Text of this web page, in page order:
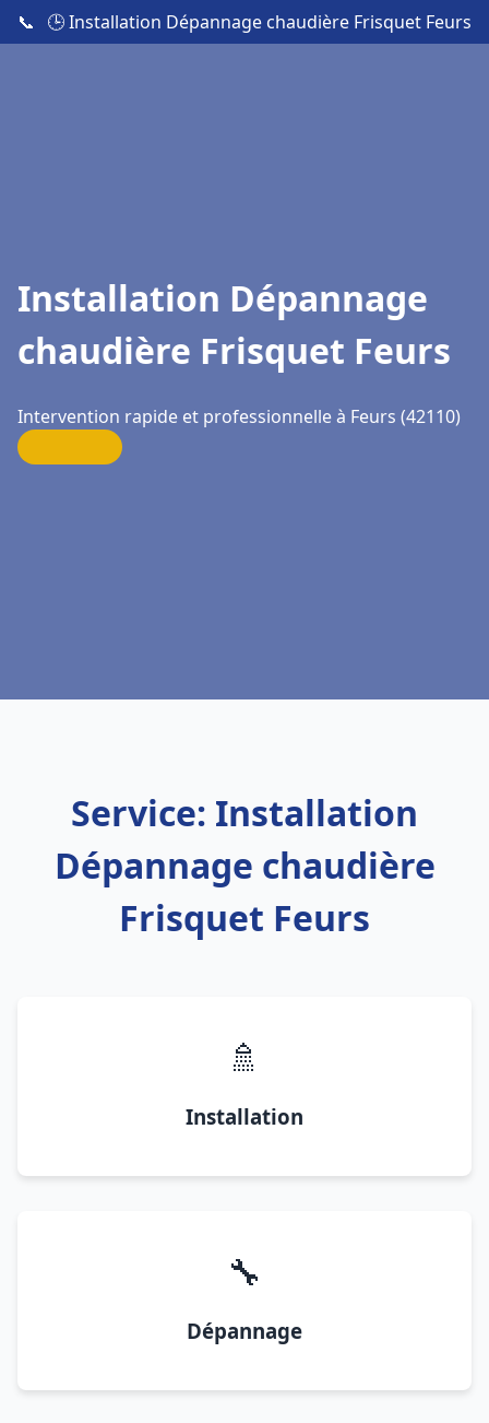
📞 🕒 Installation Dépannage chaudière Frisquet Feurs
Installation Dépannage
chaudière Frisquet Feurs
Intervention rapide et professionnelle à Feurs (42110)
Service: Installation
Dépannage chaudière
Frisquet Feurs
🚿
Installation
🔧
Dépannage